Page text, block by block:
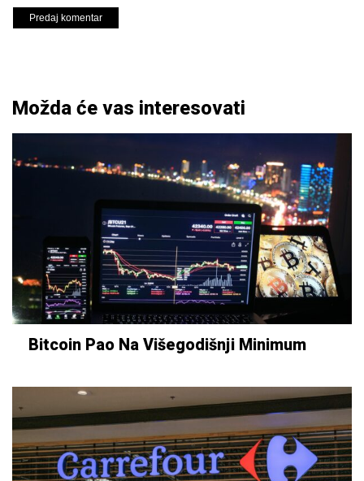
Možda će vas interesovati
Bitcoin Pao Na Višegodišnji Minimum